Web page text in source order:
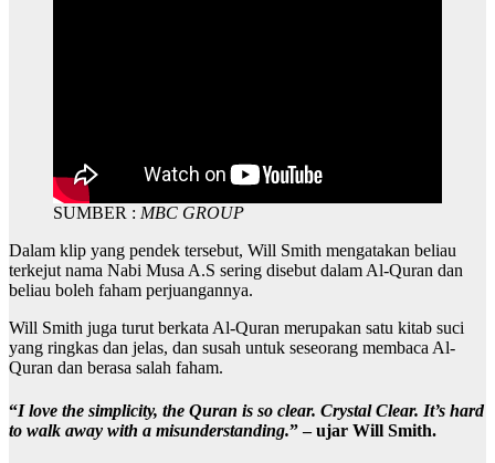
SUMBER : MBC GROUP
Dalam klip yang pendek tersebut, Will Smith mengatakan beliau
terkejut nama Nabi Musa A.S sering disebut dalam Al-Quran dan
beliau boleh faham perjuangannya.
Will Smith juga turut berkata Al-Quran merupakan satu kitab suci
yang ringkas dan jelas, dan susah untuk seseorang membaca Al-
Quran dan berasa salah faham.
“I love the simplicity, the Quran is so clear. Crystal Clear. It’s hard
to walk away with a misunderstanding.” – ujar Will Smith.